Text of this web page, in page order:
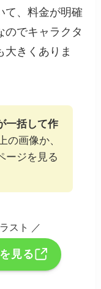
て、料金が明確
のでキャラクタ
大きくありま
一括して作
の画像か、
ージを見る
スト ／
見る